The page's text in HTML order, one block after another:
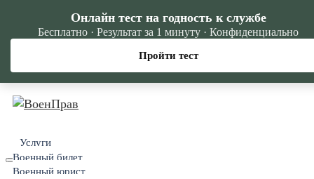
Услуги
Военный билет
Военный юрист
Онлайн тест на годность к службе
Бесплатно · Результат за 1 минуту · Конфиденциально
Пройти тест